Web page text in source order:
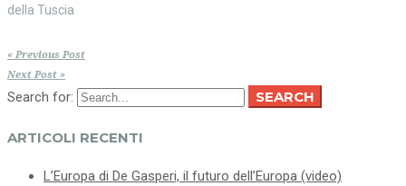
della Tuscia
« Previous Post
Next Post »
Search for: SEARCH
ARTICOLI RECENTI
L’Europa di De Gasperi, il futuro dell’Europa (video)